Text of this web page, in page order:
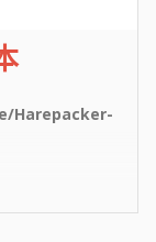
Harepacker-